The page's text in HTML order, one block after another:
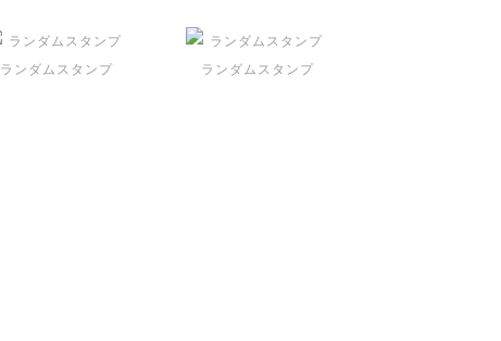
ランダムスタンプ ランダムスタンプ